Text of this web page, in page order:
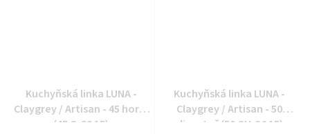
Kuchyňská linka LUNA -
Claygrey / Artisan - 45 horní
(45 G-90 1F)
Kuchyňská linka LUNA -
Claygrey / Artisan - 50
digestoř (50 GU-36 1F)